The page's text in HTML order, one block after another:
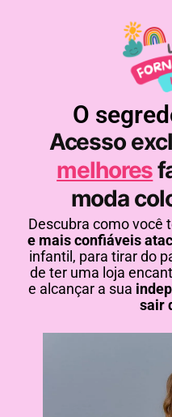
O
Acesso
melhores
moda
Descubra como você
e mais confiáveis
infantil, para tirar do
de ter uma loja
e alcançar a sua
sair